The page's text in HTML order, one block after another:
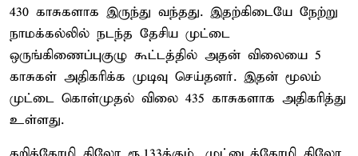
430 காசுகளாக இருந்து வந்தது. இதற்கிடையே நேற்று
நாமக்கல்லில் நடந்த தேசிய முட்டை
ஒருங்கிணைப்புகுழு கூட்டத்தில் அதன் விலையை 5
காசுகள் அதிகரிக்க முடிவு செய்தனர். இதன் மூலம்
முட்டை கொள்முதல் விலை 435 காசுகளாக அதிகரித்து
உள்ளது.